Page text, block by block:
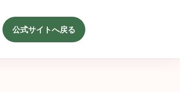
公式サイトへ戻る